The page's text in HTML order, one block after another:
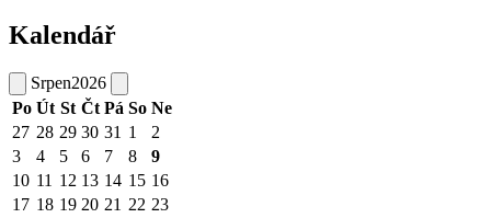
Kalendář
Srpen2026
Po Út St Čt Pá So Ne
27 28 29 30 31 1
2
3
4 5 6 7 8
9
10 11 12 13 14 15 16
17 18 19 20 21 22 23